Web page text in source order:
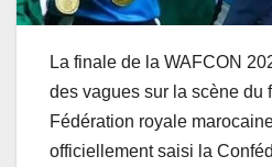
La finale de la WAFCON
des vagues sur la scène du
Fédération royale
officiellement saisi la